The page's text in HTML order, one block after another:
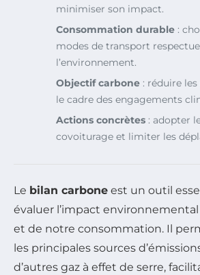
minimiser son impact.
Consommation durable :
modes de transport
l’environnement.
Objectif carbone : réduire
le cadre des engagements
Actions concrètes : adopter
covoiturage et limiter les
Le bilan carbone est un outil
évaluer l’impact
et de notre consommation. Il
les principales sources
d’autres gaz à effet de serre,